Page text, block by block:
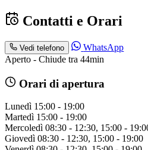
Contatti e Orari
Vedi telefono
WhatsApp
Aperto - Chiude tra 44min
Orari di apertura
Lunedì 15:00 - 19:00
Martedì 15:00 - 19:00
Mercoledì 08:30 - 12:30, 15:00 -
Giovedì 08:30 - 12:30, 15:00 - 19:00